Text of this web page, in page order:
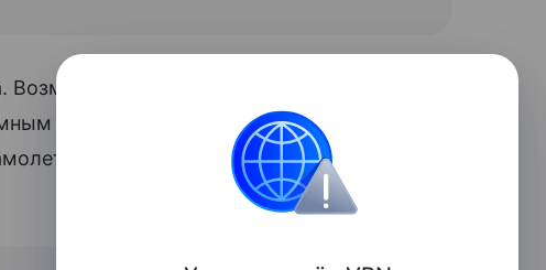
Возможно, потому что, по слухам, юноша
отцом. Они, по данным СМИ,
после чего Джоли иподала на